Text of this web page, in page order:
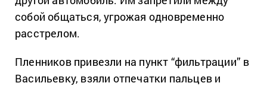
собой общаться, угрожая одновременно
расстрелом.
Пленников привезли на пункт “фильтрации” в
Васильевку, взяли отпечатки пальцев и